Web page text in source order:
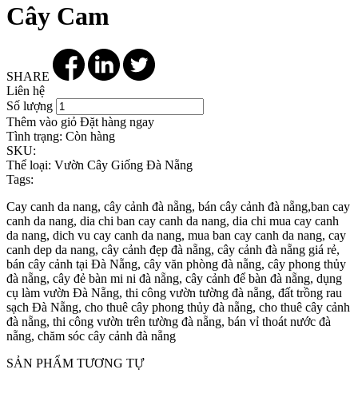
Cây Cam
SHARE
Liên hệ
Số lượng
Thêm vào giỏ Đặt hàng ngay
Tình trạng: Còn hàng
SKU:
Thể loại: Vườn Cây Giống Đà Nẵng
Tags:
Cay canh da nang, cây cảnh đà nẵng, bán cây cảnh đà nẵng,ban cay
canh da nang, dia chi ban cay canh da nang, dia chi mua cay canh
da nang, dich vu cay canh da nang, mua ban cay canh da nang, cay
canh dep da nang, cây cảnh đẹp đà nẵng, cây cảnh đà nẵng giá rẻ,
bán cây cảnh tại Đà Nẵng, cây văn phòng đà nẵng, cây phong thủy
đà nẵng, cây đẻ bàn mi ni đà nẵng, cây cảnh để bàn đà nẵng, dụng
cụ làm vườn Đà Nẵng, thi công vườn tường đà nẵng, đất trồng rau
sạch Đà Nẵng, cho thuê cây phong thủy đà nẵng, cho thuê cây cảnh
đà nẵng, thi công vườn trên tường đà nẵng, bán vỉ thoát nước đà
nẵng, chăm sóc cây cảnh đà nẵng
SẢN PHẨM TƯƠNG TỰ